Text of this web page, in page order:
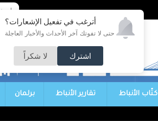
أترغب في تفعيل الإشعارات؟
حتى لا تفوتك آخر الأحداث والأخبار العاجلة
اشترك لا شكراً
كتّاب الأنباط تقارير الأنباط برلمان